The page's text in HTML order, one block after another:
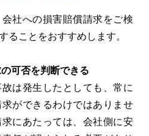
社への損害賠償請求をご検
ることをおすすめします。
可否を判断できる
は発生したとしても、常に
ができるわけではありませ
にあたっては、会社側に安